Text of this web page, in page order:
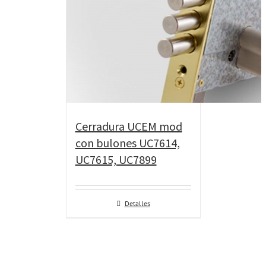
Cerradura UCEM mod
con bulones UC7614,
UC7615, UC7899
Detalles